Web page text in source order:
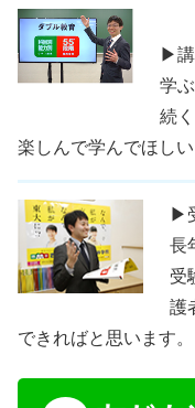
▶講
学
続
楽しんで学んでほしい
▶
長
受
護
できればと思います。